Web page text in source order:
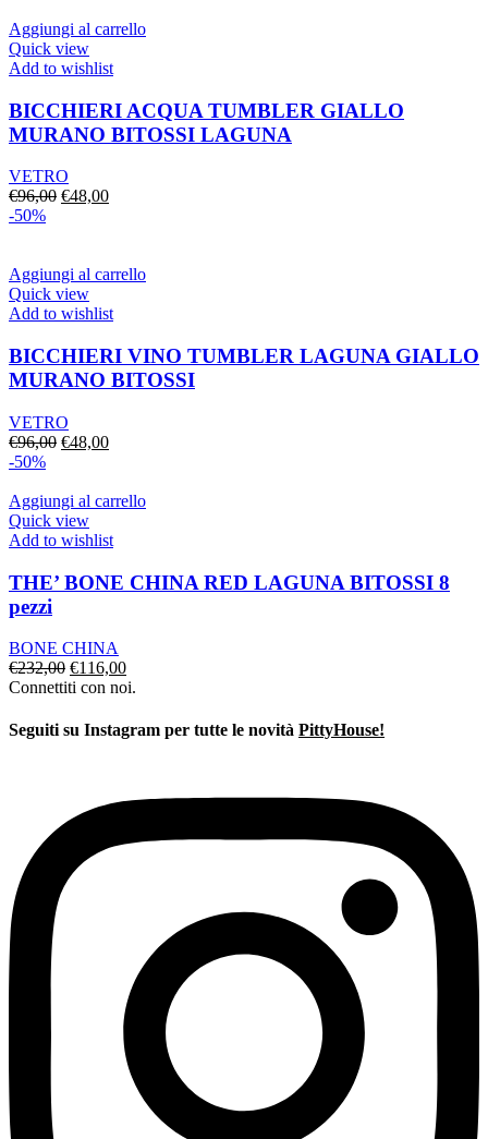
€64,00.€32,00.
Aggiungi al carrello
Quick view
Add to wishlist
BICCHIERI ACQUA TUMBLER GIALLO
MURANO BITOSSI LAGUNA
VETRO
€96,00 Il
€96,00.
€48,00Il
€48,00.
-50%
Aggiungi al carrello
Quick view
Add to wishlist
BICCHIERI VINO TUMBLER LAGUNA GIALLO
MURANO BITOSSI
VETRO
€96,00 Il
era:
€96,00.
€48,00Il
è:
-50%
Aggiungi al carrello
Quick view
Add to wishlist
THE’ BONE CHINA RED LAGUNA BITOSSI 8
pezzi
BONE CHINA
€232,00 Il
prezzo
era:
€232,00.
€116,00Il
prezzo
è:
€116,00.
Connettiti con noi.
Seguiti su Instagram per tutte le novità PittyHouse!